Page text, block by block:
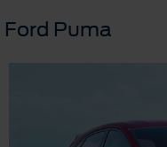
Ford Puma